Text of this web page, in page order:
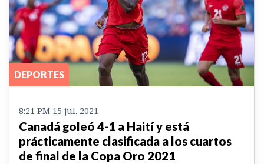
DEPORTES
8:21 PM 15 jul. 2021
Canadá goleó 4-1 a Haití y está
prácticamente clasificada a los cuartos
de final de la Copa Oro 2021